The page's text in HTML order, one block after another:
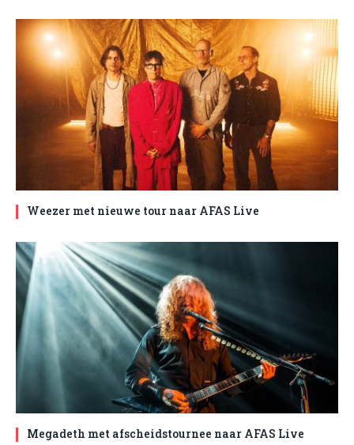
Weezer met nieuwe tour naar AFAS Live
Megadeth met afscheidstournee naar AFAS Live